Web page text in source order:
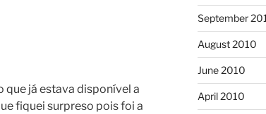
que já estava disponível a
fiquei surpreso pois foi a
September
August 2010
June 2010
April 2010